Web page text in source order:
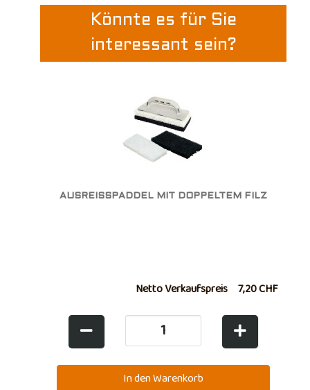
Könnte es für Sie
interessant sein?
AUSREISSPADDEL MIT DOPPELTEM FILZ
Netto Verkaufspreis 7,20 CHF